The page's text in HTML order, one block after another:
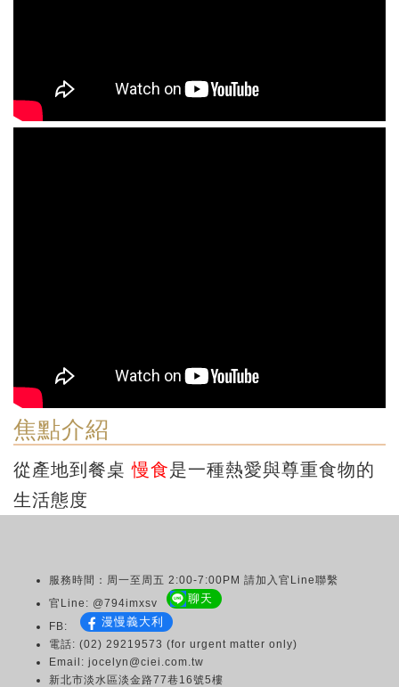
焦點介紹
從產地到餐桌慢食是一種熱愛與尊重食物的
生活態度
服務時間：周一至周五 2:00-7:00PM 請加入官Line聯繫
官Line: @794imxsv
聊天
FB: 漫慢義大利
電話: (02) 29219573 (for urgent matter only)
Email: jocelyn@ciei.com.tw
新北市淡水區淡金路77巷16號5樓